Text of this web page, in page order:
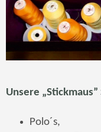
Unsere
Polo´s,